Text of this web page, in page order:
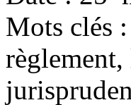
Mots clés :